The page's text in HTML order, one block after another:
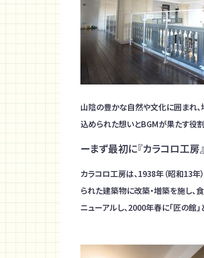
山陰の豊かな自然や文化に囲まれ
込められた想いとBGMが果たす役
ーまず最初に『カラコロ工房
カラコロ工房は、1938年（昭和13
られた建築物に改築・増築を施し、
ニューアルし、2000年春に「匠の館